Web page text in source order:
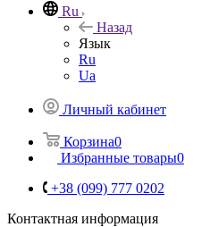
Ru
Назад
Язык
Ru
Ua
Личный кабинет
Корзина0
Избранные товары0
+38 (099) 777 0202
Контактная информация